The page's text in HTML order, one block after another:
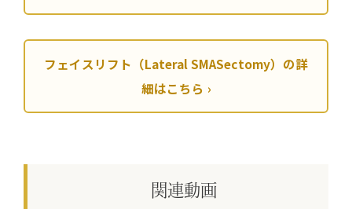
フェイスリフト（Lateral SMASectomy）の詳
細はこちら
関連動画